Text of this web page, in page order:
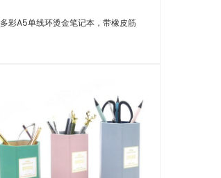
多彩A5单线环烫金笔记本，带橡皮筋